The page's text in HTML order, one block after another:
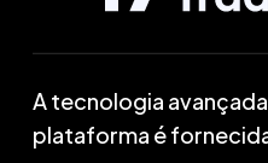
A tecnologia
plataforma é